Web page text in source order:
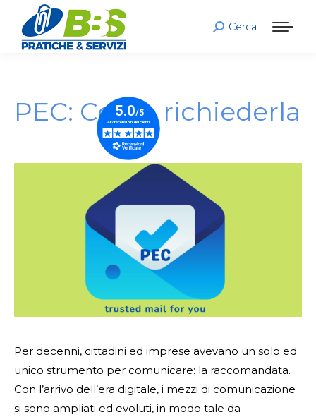
Search:
Cerca
PEC: Come richiederla
Per decenni, cittadini ed imprese avevano un solo ed
unico strumento per comunicare: la raccomandata.
Con l’arrivo dell’era digitale, i mezzi di comunicazione
si sono ampliati ed evoluti, in modo tale da